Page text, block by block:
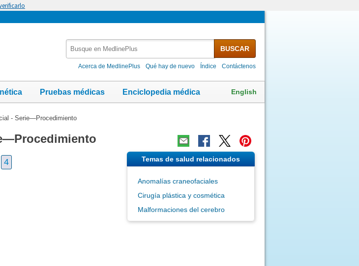
MedlinePlus
BUSCAR
Acerca de MedlinePlus Qué hay de nuevo Índice Contáctenos
Pruebas médicas Enciclopedia médica English
- Serie—Procedimiento
4 Temas de salud relacionados
Anomalías craneofaciales
Cirugía plástica y cosmética
Malformaciones del cerebro